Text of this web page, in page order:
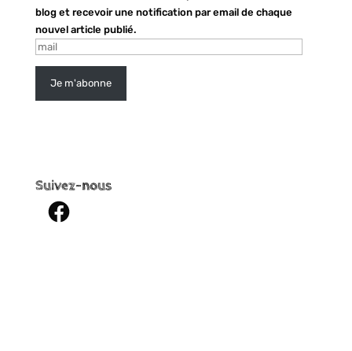
blog et recevoir une notification par email de chaque
nouvel article publié.
mail
Je m'abonne
Suivez-nous
Facebook